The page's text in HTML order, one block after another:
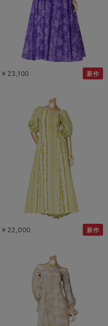
￥23,100 新作
￥22,000 新作